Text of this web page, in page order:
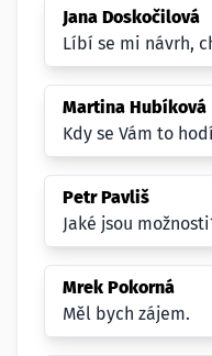
Jana Doskočilová
Líbí se mi návrh,
Martina Hubíková
Kdy se Vám to
Petr Pavliš
Jaké jsou
Mrek Pokorná
Měl bych zájem.